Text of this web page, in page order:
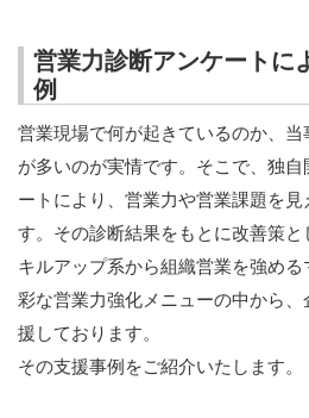
営業力診断アンケートに
例
営業現場で何が起きているのか、当
が多いのが実情です。そこで、独
ートにより、営業力や営業課題を見
す。その診断結果をもとに改善策
キルアップ系から組織営業を強め
彩な営業力強化メニューの中から
援しております。
その支援事例をご紹介いたします。
研究会所属コンサルタント
サービス紹介
営業力診断アンケートによる営業力の
営業力強化の基本と手法
事業計画書のつくり方